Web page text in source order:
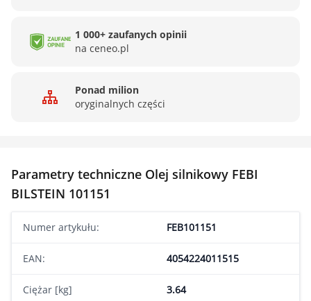
1 000+ zaufanych opinii
na ceneo.pl
Ponad milion
oryginalnych części
Parametry techniczne Olej silnikowy FEBI
BILSTEIN 101151
Numer artykułu: FEB101151
EAN: 4054224011515
Ciężar [kg] 3.64